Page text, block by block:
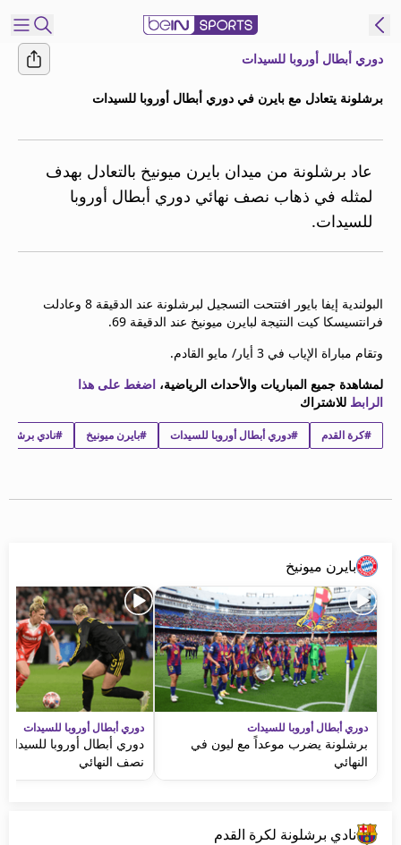
النسخة
MENA
إدارة
قائمة
النشرة
الإخبارية
beIN CONNECT
beIN MEDIA GROUP
ترددات beIN SPORTS
احصل على beIN
دوري أبطال أوروبا للسيدات
برشلونة يتعادل مع بايرن في دوري أبطال أوروبا للسيدات
عاد برشلونة من ميدان بايرن ميونيخ بالتعادل بهدف
لمثله في ذهاب نصف نهائي دوري أبطال أوروبا
للسيدات.
البولندية إيفا بايور افتتحت التسجيل لبرشلونة عند الدقيقة 8 وعادلت
فرانتسيسكا كيت النتيجة لبايرن ميونيخ عند الدقيقة 69.
وتقام مباراة الإياب في 3 أيار/ مايو القادم.
لمشاهدة جميع المباريات والأحداث الرياضية، اضغط على هذا
الرابط للاشتراك
#كرة القدم #دوري أبطال أوروبا للسيدات #بايرن ميونيخ #نادي
بايرن ميونيخ
دوري أبطال أوروبا للسيدات
برشلونة يضرب موعداً مع ليون في
النهائي
دوري أبطال أوروبا للسيدات
دوري أبطال أوروبا
نصف النهائي
نادي برشلونة لكرة القدم